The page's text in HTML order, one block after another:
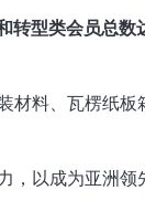
转型类会员总数
材料、瓦楞纸板
，以成为亚洲领